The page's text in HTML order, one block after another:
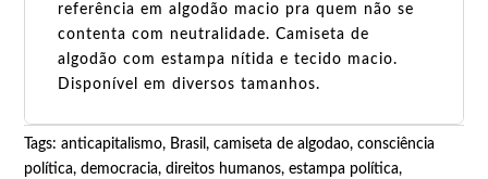
referência em algodão macio pra quem não se
contenta com neutralidade. Camiseta de
algodão com estampa nítida e tecido macio.
Disponível em diversos tamanhos.
Tags:anticapitalismo, Brasil,camiseta de algodao,consciência
política,democracia,direitos humanos,estampa política,